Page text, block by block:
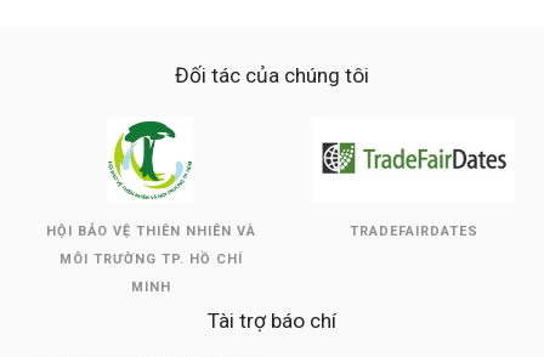
Đối tác của chúng tôi
HỘI BẢO VỆ THIÊN NHIÊN VÀ
MÔI TRƯỜNG TP. HỒ CHÍ
MINH
TRADEFAIRDATES
Tài trợ báo chí